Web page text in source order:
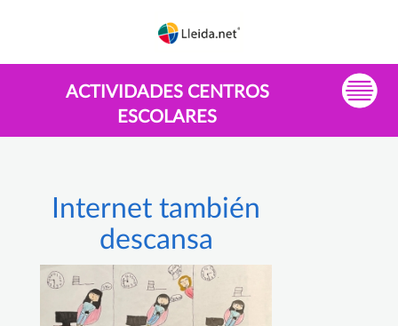
ACTIVIDADES CENTROS
ESCOLARES
Internet también
descansa